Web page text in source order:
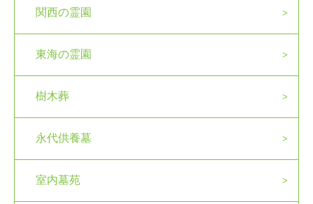
関西の霊園
東海の霊園
樹木葬
永代供養墓
室内墓苑